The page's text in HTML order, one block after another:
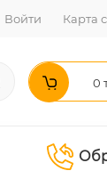
Войти Карта
0